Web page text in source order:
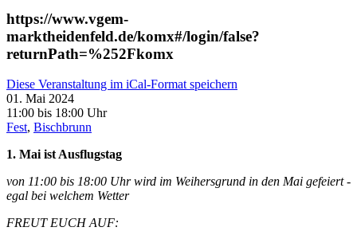
https://www.vgem-
marktheidenfeld.de/komx#/login/false?
returnPath=%252Fkomx
Diese Veranstaltung im iCal-Format speichern
01. Mai 2024
11:00 bis 18:00 Uhr
Fest, Bischbrunn
1. Mai ist Ausflugstag
von 11:00 bis 18:00 Uhr wird im Weihersgrund in den Mai gefeiert -
egal bei welchem Wetter
FREUT EUCH AUF: